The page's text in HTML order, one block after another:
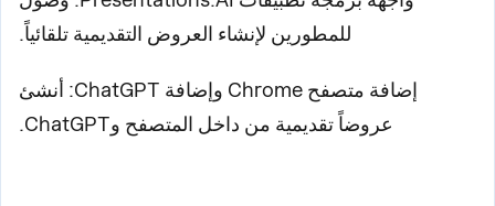
للمطورين لإنشاء العروض التقديمية تلقائياً.
إضافة متصفح Chrome وإضافة ChatGPT: أنشئ
عروضاً تقديمية من داخل المتصفح وChatGPT.